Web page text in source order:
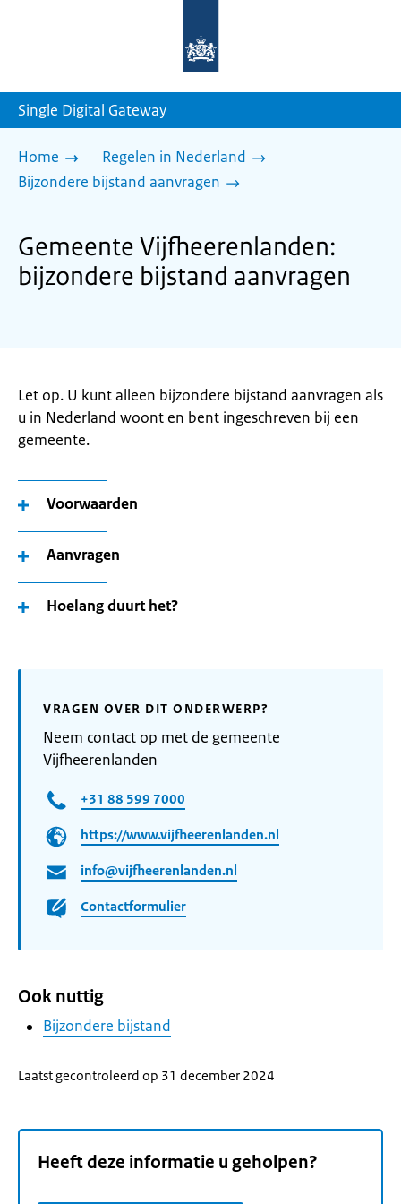
homepage
Single Digital Gateway
Home
Regelen in Nederland
Bijzondere bijstand aanvragen
Gemeente Vijfheerenlanden:
bijzondere bijstand aanvragen
Let op. U kunt alleen bijzondere bijstand aanvragen als
u in Nederland woont en bent ingeschreven bij een
gemeente.
Voorwaarden
Aanvragen
Hoelang duurt het?
VRAGEN OVER DIT ONDERWERP?
Neem contact op met de gemeente
Vijfheerenlanden
+31 88 599 7000
https://www.vijfheerenlanden.nl
info@vijfheerenlanden.nl
Contactformulier
Ook nuttig
Bijzondere bijstand
Laatst gecontroleerd op 31 december 2024
Heeft deze informatie u geholpen?